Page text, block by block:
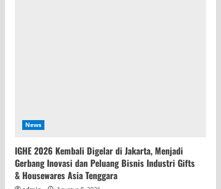
News
IGHE 2026 Kembali Digelar di Jakarta, Menjadi
Gerbang Inovasi dan Peluang Bisnis Industri Gifts
& Housewares Asia Tenggara